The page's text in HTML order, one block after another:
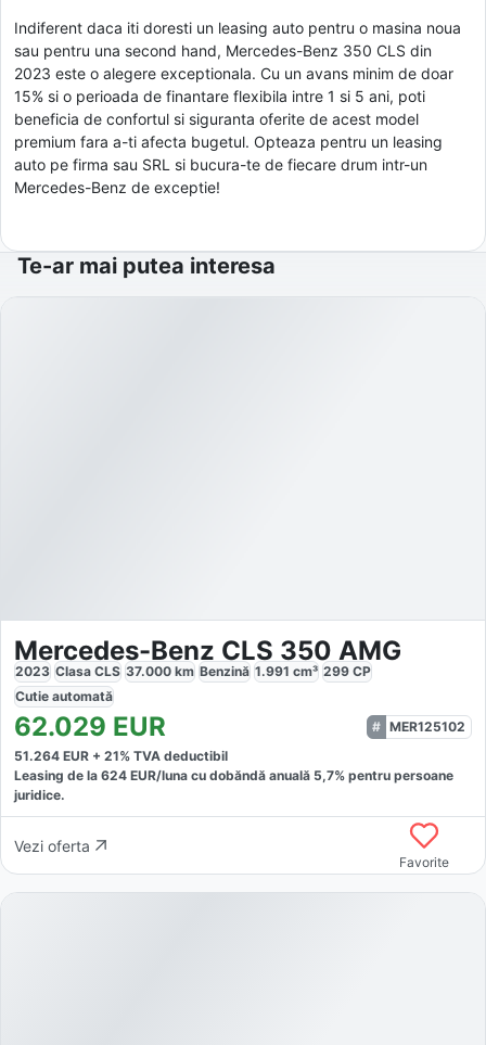
Indiferent daca iti doresti un leasing auto pentru o masina noua
sau pentru una second hand, Mercedes-Benz 350 CLS din
2023 este o alegere exceptionala. Cu un avans minim de doar
15% si o perioada de finantare flexibila intre 1 si 5 ani, poti
beneficia de confortul si siguranta oferite de acest model
premium fara a-ti afecta bugetul. Opteaza pentru un leasing
auto pe firma sau SRL si bucura-te de fiecare drum intr-un
Mercedes-Benz de exceptie!
Te-ar mai putea interesa
Mercedes-Benz CLS 350 AMG
2023 Clasa CLS 37.000 km Benzină 1.991 cm³ 299 CP
Cutie automată
62.029 EUR
MER125102
51.264 EUR + 21% TVA deductibil
Leasing de la 624 EUR/luna cu dobăndă anuală 5,7% pentru persoane
juridice.
Vezi oferta
Favorite